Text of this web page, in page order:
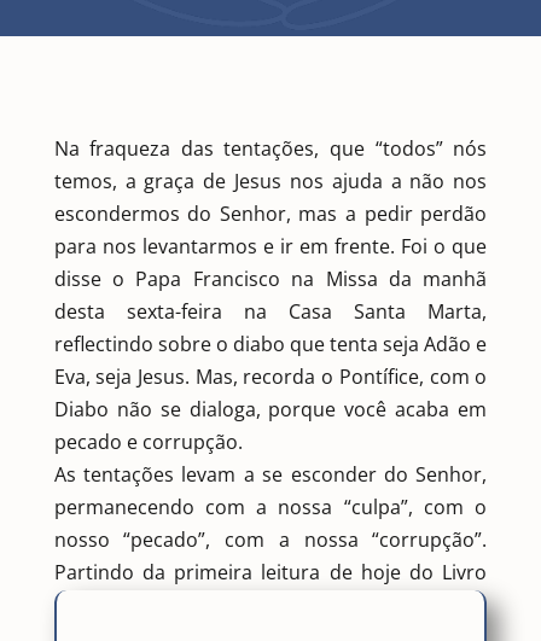
Na fraqueza das tentações, que “todos” nós
temos, a graça de Jesus nos ajuda a não nos
escondermos do Senhor, mas a pedir perdão
para nos levantarmos e ir em frente. Foi o que
disse o Papa Francisco na Missa da manhã
desta sexta-feira na Casa Santa Marta,
reflectindo sobre o diabo que tenta seja Adão e
Eva, seja Jesus. Mas, recorda o Pontífice, com o
Diabo não se dialoga, porque você acaba em
pecado e corrupção.
As tentações levam a se esconder do Senhor,
permanecendo com a nossa “culpa”, com o
nosso “pecado”, com a nossa “corrupção”.
Partindo da primeira leitura de hoje do Livro
do Génesis, o Papa Francisco se detém sobre a